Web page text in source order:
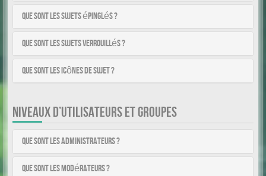
Que sont les sujets épinglés ?
Que sont les sujets verrouillés ?
Que sont les icônes de sujet ?
NIVEAUX D’UTILISATEURS ET GROUPES
Que sont les administrateurs ?
Que sont les modérateurs ?